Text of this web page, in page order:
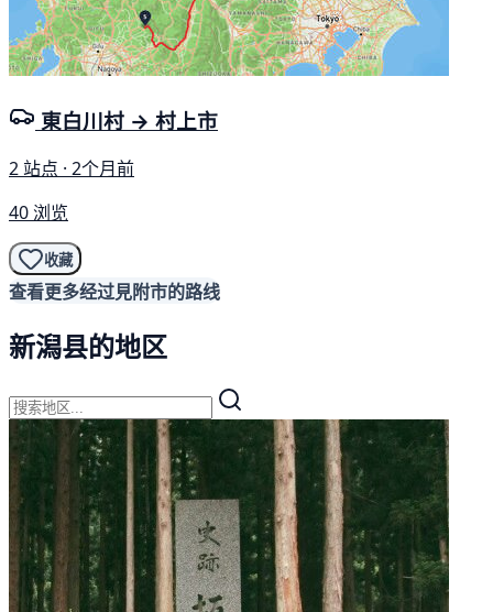
東白川村 → 村上市
2 站点 · 2个月前
40 浏览
收藏
查看更多经过見附市的路线
新潟县的地区